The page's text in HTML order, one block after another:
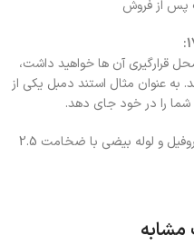
قرارگیری آن ها خواهید داشت،
به عنوان مثال استند دمبل یکی از
شما را در خود جای دهد.
متریال این نوع استند 2 طبقه دمبل از پروفیل و لوله بیضی با ضخامت 2.5